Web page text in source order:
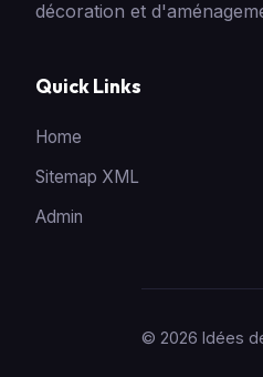
décoration et
Quick Links
Home
Sitemap XML
Admin
© 2026 Idées